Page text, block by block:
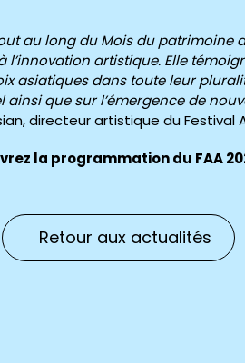
au long du Mois du patrimoine
l’innovation artistique. Elle
asiatiques dans toute leur
que sur l’émergence de
directeur artistique du Festival
la programmation du FAA
Retour aux actualités